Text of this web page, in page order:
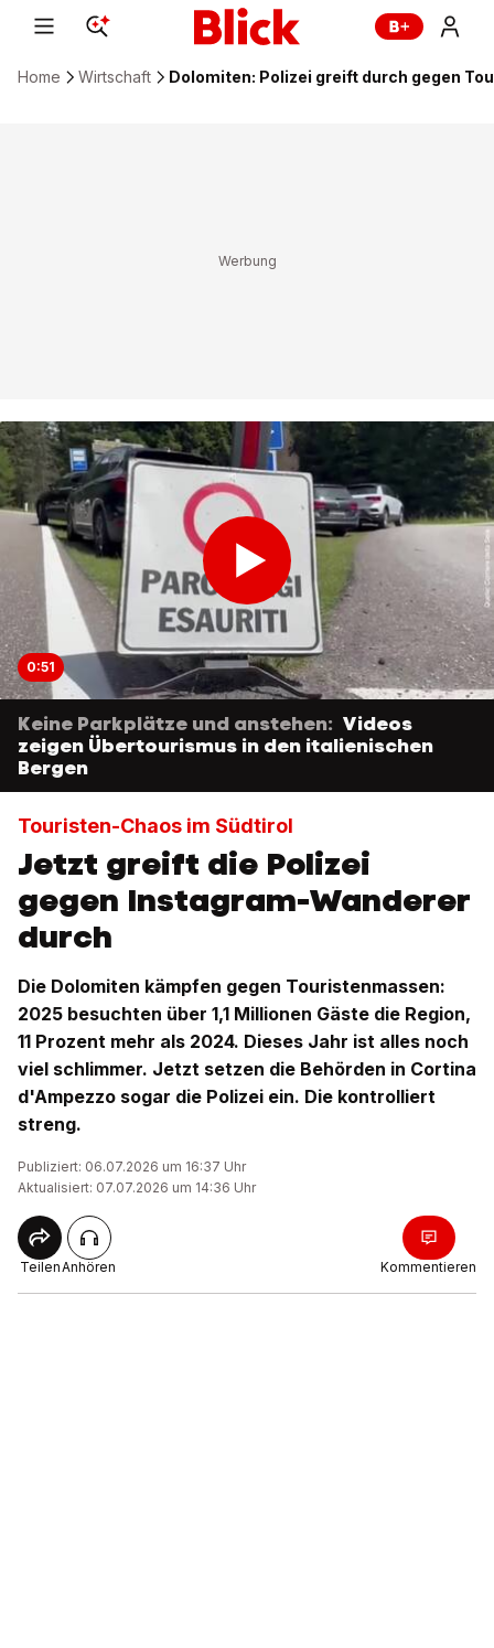
Home Wirtschaft Dolomiten: Polizei greift durch gegen
0:51
Keine Parkplätze und anstehen: Videos
zeigen Übertourismus in den italienischen
Bergen
Touristen-Chaos im Südtirol
Jetzt greift die Polizei
gegen Instagram-Wanderer
durch
Die Dolomiten kämpfen gegen Touristenmassen:
2025 besuchten über 1,1 Millionen Gäste die Region,
11 Prozent mehr als 2024. Dieses Jahr ist alles noch
viel schlimmer. Jetzt setzen die Behörden in Cortina
d'Ampezzo sogar die Polizei ein. Die kontrolliert
streng.
Publiziert: 06.07.2026 um 16:37 Uhr
Aktualisiert: 07.07.2026 um 14:36 Uhr
TeilenAnhören Kommentieren